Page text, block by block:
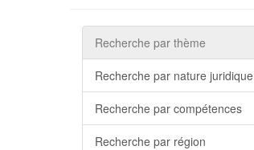
Recherche par thème
Recherche par nature juridique
Recherche par compétences
Recherche par région